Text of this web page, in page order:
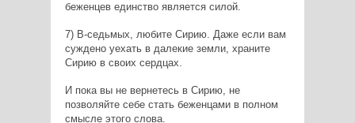
беженцев единство является силой.
7) В-седьмых, любите Сирию. Даже если вам
суждено уехать в далекие земли, храните
Сирию в своих сердцах.
И пока вы не вернетесь в Сирию, не
позволяйте себе стать беженцами в полном
смысле этого слова.